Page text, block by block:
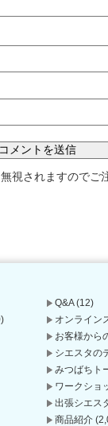
視されますのでご
Q&A(12)
オンライン
お客様から
シエスタの
みつばちト
ワークショ
出張シエス
商品紹介